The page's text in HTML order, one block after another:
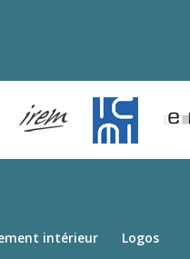
intérieur Logos